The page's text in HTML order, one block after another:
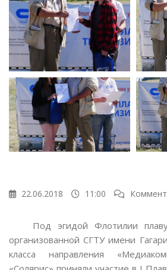
22.06.2018 11:00
Под эгидой Флотилии
организованной СГТУ имени
класса направления